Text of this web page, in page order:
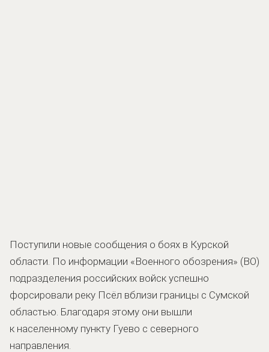
Поступили новые сообщения о боях в Курской
области. По информации «Военного обозрения» (ВО)
подразделения российских войск успешно
форсировали реку Псёл вблизи границы с Сумской
областью. Благодаря этому они вышли
к населенному пункту Гуево с северного
направления.